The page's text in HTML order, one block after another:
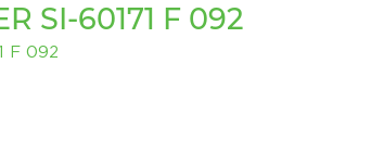
SI-60171 F 092